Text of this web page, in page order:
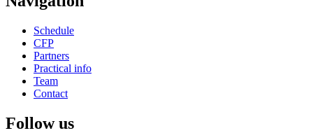
Schedule
CFP
Partners
Practical info
Team
Contact
Follow us